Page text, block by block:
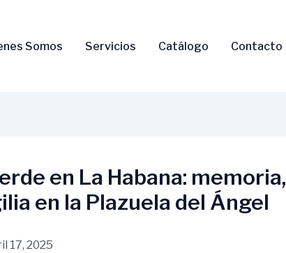
Somos Servicios Catálogo Contacto
en La Habana: memoria,
en la Plazuela del Ángel
17, 2025